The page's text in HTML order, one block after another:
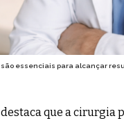
essenciais para alcançar
que a cirurgia